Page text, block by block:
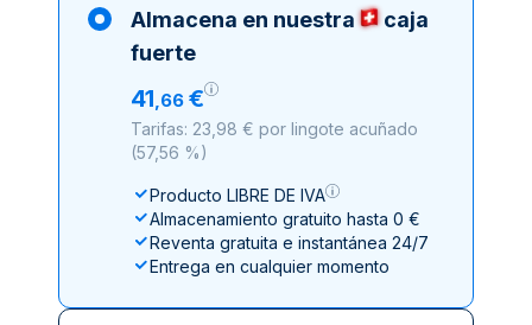
Almacena en nuestra
caja
fuerte
41,66 €
Tarifas: 23,98 € por lingote acuñado
(57,56 %)
Producto LIBRE DE IVA
Almacenamiento gratuito hasta 0 €
Reventa gratuita e instantánea 24/7
Entrega en cualquier momento